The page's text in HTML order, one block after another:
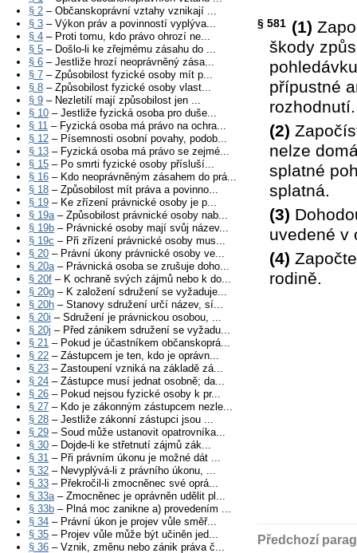
§ 2 – Občanskoprávní vztahy vznikají ...
§ 3 – Výkon práv a povinností vyplýva...
§ 4 – Proti tomu, kdo právo ohrozí ne...
§ 5 – Došlo-li ke zřejmému zásahu do ...
§ 6 – Jestliže hrozí neoprávněný zása...
§ 7 – Způsobilost fyzické osoby mít p...
§ 8 – Způsobilost fyzické osoby vlast...
§ 9 – Nezletilí mají způsobilost jen ...
§ 10 – Jestliže fyzická osoba pro duše...
§ 11 – Fyzická osoba má právo na ochra...
§ 12 – Písemnosti osobní povahy, podob...
§ 13 – Fyzická osoba má právo se zejmé...
§ 15 – Po smrti fyzické osoby přísluší...
§ 16 – Kdo neoprávněným zásahem do prá...
§ 18 – Způsobilost mít práva a povinno...
§ 19 – Ke zřízení právnické osoby je p...
§ 19a– Způsobilost právnické osoby nab...
§ 19b – Právnické osoby mají svůj název...
§ 19c – Při zřízení právnické osoby mus...
§ 20 – Právní úkony právnické osoby ve...
§ 20a– Právnická osoba se zrušuje doho...
§ 20f – K ochraně svých zájmů nebo k do...
§ 20g – K založení sdružení se vyžaduje...
§ 20h – Stanovy sdružení určí název, sí...
§ 20i – Sdružení je právnickou osobou, ...
§ 20j – Před zánikem sdružení se vyžadu...
§ 21 – Pokud je účastníkem občanskoprá...
§ 22 – Zástupcem je ten, kdo je oprávn...
§ 23 – Zastoupení vzniká na základě zá...
§ 24 – Zástupce musí jednat osobně; da...
§ 26 – Pokud nejsou fyzické osoby k pr...
§ 27 – Kdo je zákonným zástupcem nezle...
§ 28 – Jestliže zákonní zástupci jsou ...
§ 29 – Soud může ustanovit opatrovníka...
§ 30 – Dojde-li ke střetnutí zájmů zák...
§ 31 – Při právním úkonu je možné dát ...
§ 32 – Nevyplývá-li z právního úkonu, ...
§ 33 – Překročil-li zmocněnec své oprá...
§ 33a– Zmocněnec je oprávněn udělit pl...
§ 33b – Plná moc zanikne a) provedením ...
§ 34 – Právní úkon je projev vůle směř...
§ 35 – Projev vůle může být učiněn jed...
§ 36 – Vznik, změnu nebo zánik práva č...
§ 581 (1)
škody
přípustné
rozhodnutí.
(2)
nelze
splatné
splatná.
(3)
uvedené v
(4)
rodině.
Předchozí